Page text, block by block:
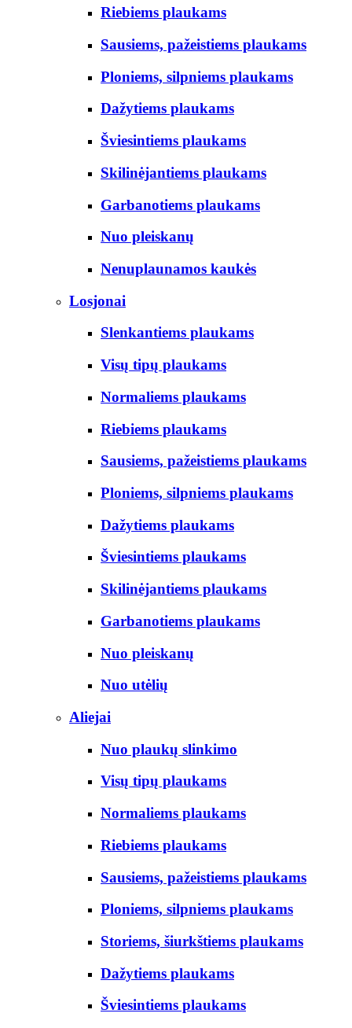
Riebiems plaukams
Sausiems, pažeistiems plaukams
Ploniems, silpniems plaukams
Dažytiems plaukams
Šviesintiems plaukams
Skilinėjantiems plaukams
Garbanotiems plaukams
Nuo pleiskanų
Nenuplaunamos kaukės
Losjonai
Slenkantiems plaukams
Visų tipų plaukams
Normaliems plaukams
Riebiems plaukams
Sausiems, pažeistiems plaukams
Ploniems, silpniems plaukams
Dažytiems plaukams
Šviesintiems plaukams
Skilinėjantiems plaukams
Garbanotiems plaukams
Nuo pleiskanų
Nuo utėlių
Aliejai
Nuo plaukų slinkimo
Visų tipų plaukams
Normaliems plaukams
Riebiems plaukams
Sausiems, pažeistiems plaukams
Ploniems, silpniems plaukams
Storiems, šiurkštiems plaukams
Dažytiems plaukams
Šviesintiems plaukams